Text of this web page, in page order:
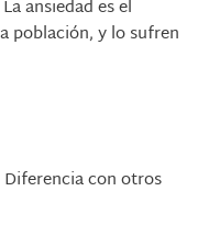
ansiedad es el
población, y lo sufren
con otros